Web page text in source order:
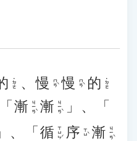
˙ㄉㄜ 、慢 ㄇㄢˋ 慢 ㄇㄢˋ 的 ˙ㄉㄜ
漸 ㄐㄧㄢˋ 漸 ㄐㄧㄢˋ
」、「
」、「 循 ㄒㄩㄣˊ 序 ㄒㄩˋ 漸 ㄐㄧㄢˋ